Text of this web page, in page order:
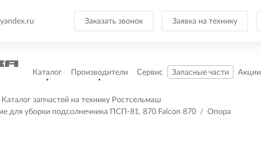
Заказать звонок Заявка на технику
Каталог Производители Сервис Запасные части Акции
Каталог запчастей на технику Ростсельмаш
для уборки подсолнечника ПСП-81, 870 Falcon 870
Опора